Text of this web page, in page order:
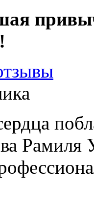
Рамиля